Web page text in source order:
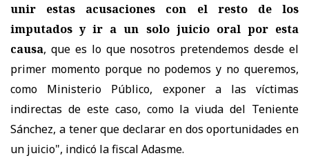
unir estas acusaciones con el resto de los
imputados y ir a un solo juicio oral por esta
causa, que es lo que nosotros pretendemos desde el
primer momento porque no podemos y no queremos,
como Ministerio Público, exponer a las víctimas
indirectas de este caso, como la viuda del Teniente
Sánchez, a tener que declarar en dos oportunidades en
un juicio", indicó la fiscal Adasme.